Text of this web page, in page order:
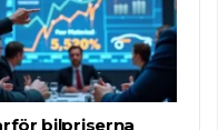
bilpriserna